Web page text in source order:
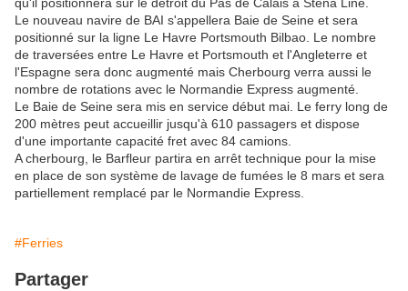
Le nouveau navire de BAI s'appellera Baie de Seine et sera
positionné sur la ligne Le Havre Portsmouth Bilbao. Le nombre
de traversées entre Le Havre et Portsmouth et l'Angleterre et
l'Espagne sera donc augmenté mais Cherbourg verra aussi le
nombre de rotations avec le Normandie Express augmenté.
Le Baie de Seine sera mis en service début mai. Le ferry long de
200 mètres peut accueillir jusqu'à 610 passagers et dispose
d'une importante capacité fret avec 84 camions.
A cherbourg, le Barfleur partira en arrêt technique pour la mise
en place de son système de lavage de fumées le 8 mars et sera
partiellement remplacé par le Normandie Express.
#Ferries
Partager